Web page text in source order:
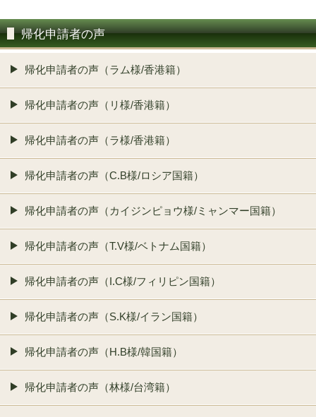
帰化申請者の声
帰化申請者の声（ラム様/香港籍）
帰化申請者の声（リ様/香港籍）
帰化申請者の声（ラ様/香港籍）
帰化申請者の声（C.B様/ロシア国籍）
帰化申請者の声（カイジンピョウ様/ミャンマー国籍）
帰化申請者の声（T.V様/ベトナム国籍）
帰化申請者の声（I.C様/フィリピン国籍）
帰化申請者の声（S.K様/イラン国籍）
帰化申請者の声（H.B様/韓国籍）
帰化申請者の声（林様/台湾籍）